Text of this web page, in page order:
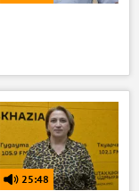
25:48